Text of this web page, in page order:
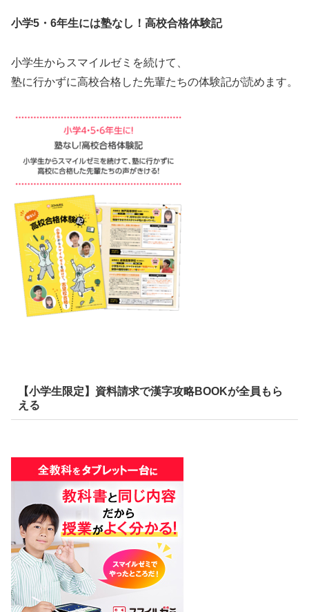
小学5・6年生には塾なし！高校合格体験記
小学生からスマイルゼミを続けて、
塾に行かずに高校合格した先輩たちの体験記が読めます。
【小学生限定】資料請求で漢字攻略BOOKが全員もら
える